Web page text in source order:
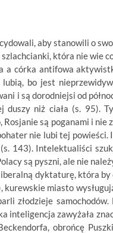
aby stanowili o
która nie wie
a córka antifowa
bo jest
i są dorodniejsi od
duszy niż ciała (s. 95).
są poganami i nie
nie lubi tej
143). Intelektualiści
są pyszni, ale nie
dyktaturę, która
kurewskie miasto
złodzieje
inteligencja zawyżała
obrońcę